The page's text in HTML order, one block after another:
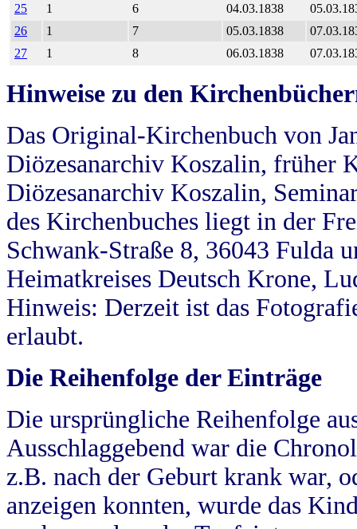
25
1 6 04.03.1838
26
1 7 05.03.1838
27
1 8 06.03.1838
Hinweise zu den
Das Original-Kirchenbuch von
Diözesanarchiv Koszalin, früher
Diözesanarchiv Koszalin,
des Kirchenbuches liegt in der
Schwank-Straße 8, 36043 Fulda
Heimatkreises Deutsch Krone,
Hinweis: Derzeit ist das
erlaubt.
Die Reihenfolge der Einträge
Die ursprüngliche Reihenfolge
Ausschlaggebend war die
z.B. nach der Geburt krank war,
anzeigen konnten, wurde das